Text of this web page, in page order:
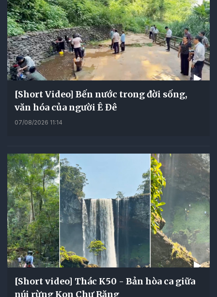
[Short Video] Bến nước trong đời sống,
văn hóa của người Ê Đê
07/08/2026 11:14
[Short video] Thác K50 - Bản hòa ca giữa
núi rừng Kon Chư Răng